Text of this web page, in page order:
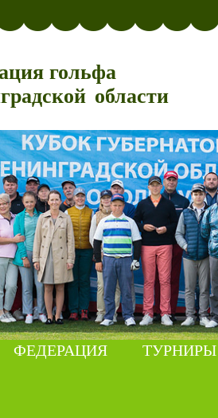
гольфа
области
ФЕДЕРАЦИЯ ТУРНИРЫ